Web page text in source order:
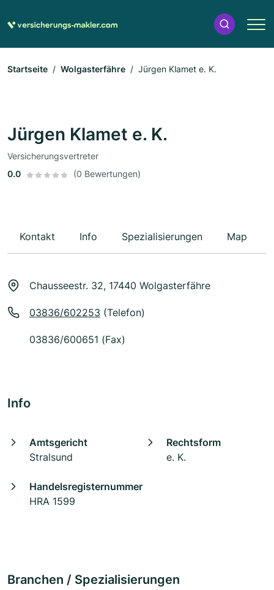
Startseite Wolgasterfähre Jürgen Klamet e. K.
Jürgen Klamet e. K.
Versicherungsvertreter
0.0
(0 Bewertungen)
Kontakt Info Spezialisierungen Map
Chausseestr. 32, 17440 Wolgasterfähre
03836/602253 (Telefon)
03836/600651 (Fax)
Info
Amtsgericht
Stralsund
Rechtsform
e. K.
Handelsregisternummer
HRA 1599
Branchen / Spezialisierungen